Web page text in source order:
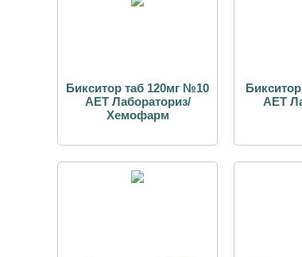
Бикситор таб 120мг №10
АЕТ Лабораториз/
Хемофарм
АЕТ